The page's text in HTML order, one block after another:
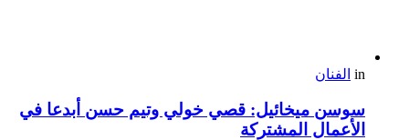
in الفنان
سوسن ميخائيل: قصي خولي وتيم حسن أبدعا في
الأعمال المشتركة